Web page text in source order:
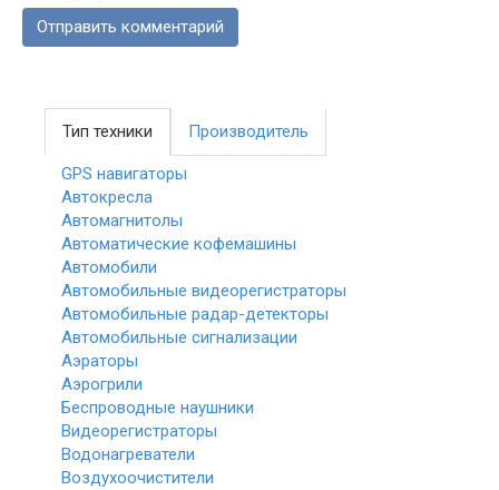
Тип техники Производитель
GPS навигаторы
Автокресла
Автомагнитолы
Автоматические кофемашины
Автомобили
Автомобильные видеорегистраторы
Автомобильные радар-детекторы
Автомобильные сигнализации
Аэраторы
Аэрогрили
Беспроводные наушники
Видеорегистраторы
Водонагреватели
Воздухоочистители